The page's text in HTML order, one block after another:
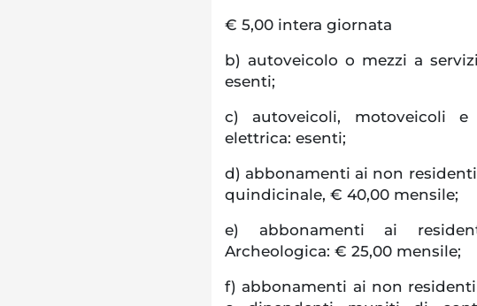
€ 5,00 intera giornata
b) autoveicolo o mezzi a
esenti;
c) autoveicoli, motoveicoli
elettrica: esenti;
d) abbonamenti ai non
quindicinale, € 40,00 mensile;
e) abbonamenti ai
Archeologica: € 25,00 mensile;
f) abbonamenti ai non